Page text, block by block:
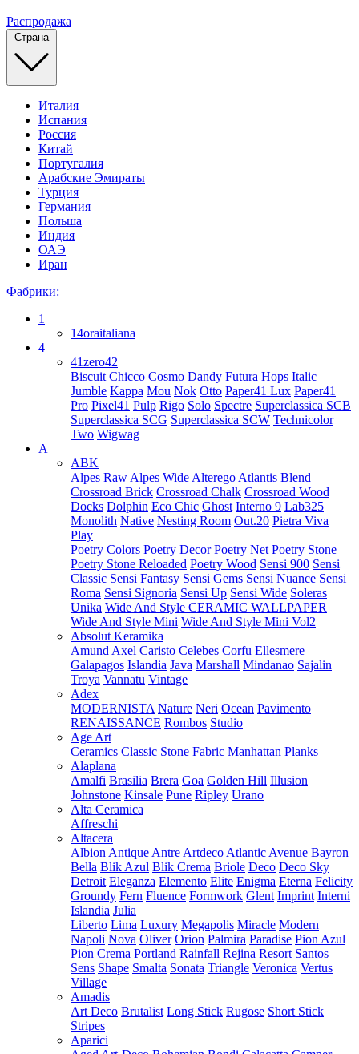
Распродажа
Страна
Италия
Испания
Россия
Китай
Португалия
Арабские Эмираты
Турция
Германия
Польша
Индия
ОАЭ
Иран
Фабрики:
1
14oraitaliana
4
41zero42
Biscuit Chicco Cosmo Dandy Futura Hops Italic
Jumble Kappa Mou Nok Otto Paper41 Lux Paper41
Pro Pixel41 Pulp Rigo Solo Spectre Superclassica SCB
Superclassica SCG Superclassica SCW Technicolor
Two Wigwag
A
ABK
Alpes Raw Alpes Wide Alterego Atlantis Blend
Crossroad Brick Crossroad Chalk Crossroad Wood
Docks Dolphin Eco Chic Ghost Interno 9 Lab325
Monolith Native Nesting Room Out.20 Pietra Viva
Play
Poetry Colors Poetry Decor Poetry Net Poetry Stone
Poetry Stone Reloaded Poetry Wood Sensi 900 Sensi
Classic Sensi Fantasy Sensi Gems Sensi Nuance Sensi
Roma Sensi Signoria Sensi Up Sensi Wide Soleras
Unika Wide And Style CERAMIC WALLPAPER
Wide And Style Mini Wide And Style Mini Vol2
Absolut Keramika
Amund Axel Caristo Celebes Corfu Ellesmere
Galapagos Islandia Java Marshall Mindanao Sajalin
Troya Vannatu Vintage
Adex
MODERNISTA Nature Neri Ocean Pavimento
RENAISSANCE Rombos Studio
Age Art
Ceramics Classic Stone Fabric Manhattan Planks
Alaplana
Amalfi Brasilia Brera Goa Golden Hill Illusion
Johnstone Kinsale Pune Ripley Urano
Alta Ceramica
Affreschi
Altacera
Albion Antique Antre Artdeco Atlantic Avenue Bayron
Bella Blik Azul Blik Crema Briole Deco Deco Sky
Detroit Eleganza Elemento Elite Enigma Eterna Felicity
Groundy Fern Fluence Formwork Glent Imprint Interni
Islandia Julia
Liberto Lima Luxury Megapolis Miracle Modern
Napoli Nova Oliver Orion Palmira Paradise Pion Azul
Pion Crema Portland Rainfall Rejina Resort Santos
Sens Shape Smalta Sonata Triangle Veronica Vertus
Village
Amadis
Art Deco Brutalist Long Stick Rugose Short Stick
Stripes
Aparici